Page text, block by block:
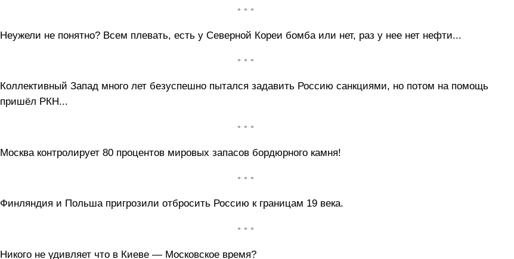
• • •
Неужели не понятно? Всем плевать, есть у Северной Кореи бомба или нет, раз у нее нет нефти...
• • •
Коллективный Запад много лет безуспешно пытался задавить Россию санкциями, но потом на помощь
пришёл РКН...
• • •
Москва контролирует 80 процентов мировых запасов бордюрного камня!
• • •
Финляндия и Польша пригрозили отбросить Россию к границам 19 века.
• • •
Никого не удивляет что в Киеве — Московское время?